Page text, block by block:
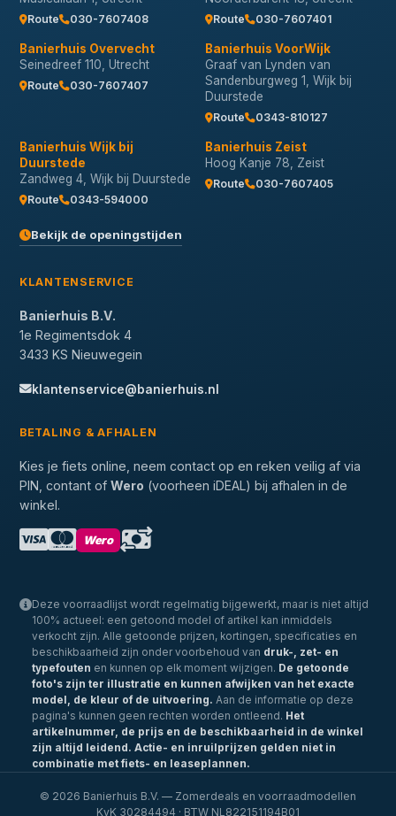
Route 030-7607408 Route 030-7607401
Banierhuis Overvecht
Seinedreef 110, Utrecht
Route 030-7607407
Banierhuis VoorWijk
Graaf van Lynden van
Sandenburgweg 1, Wijk bij
Duurstede
Route 0343-810127
Banierhuis Wijk bij
Duurstede
Zandweg 4, Wijk bij Duurstede
Route 0343-594000
Banierhuis Zeist
Hoog Kanje 78, Zeist
Route 030-7607405
Bekijk de openingstijden
KLANTENSERVICE
Banierhuis B.V.
1e Regimentsdok 4
3433 KS Nieuwegein
klantenservice@banierhuis.nl
BETALING & AFHALEN
Kies je fiets online, neem contact op en reken veilig af via
PIN, contant of Wero (voorheen iDEAL) bij afhalen in de
winkel.
Wero
Deze voorraadlijst wordt regelmatig bijgewerkt, maar is niet altijd
100% actueel: een getoond model of artikel kan inmiddels
verkocht zijn. Alle getoonde prijzen, kortingen, specificaties en
beschikbaarheid zijn onder voorbehoud van druk-, zet- en
typefouten en kunnen op elk moment wijzigen. De getoonde
foto's zijn ter illustratie en kunnen afwijken van het exacte
model, de kleur of de uitvoering. Aan de informatie op deze
pagina's kunnen geen rechten worden ontleend. Het
artikelnummer, de prijs en de beschikbaarheid in de winkel
zijn altijd leidend. Actie- en inruilprijzen gelden niet in
combinatie met fiets- en leaseplannen.
© 2026 Banierhuis B.V. — Zomerdeals en voorraadmodellen
KvK 30284494 · BTW NL822151194B01